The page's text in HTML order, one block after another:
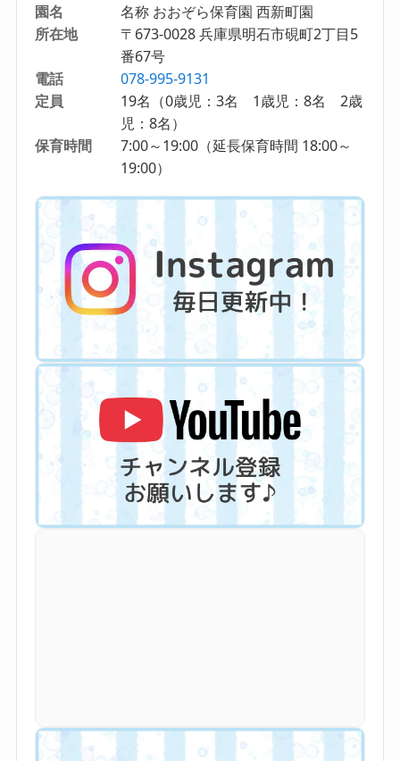
園名
名称 おおぞら保育園 西新町園
所在地
〒673-0028 兵庫県明石市硯町2丁目5
番67号
電話
078-995-9131
定員
19名（0歳児：3名 1歳児：8名 2歳
児：8名）
保育時間
7:00～19:00（延長保育時間 18:00～
19:00）